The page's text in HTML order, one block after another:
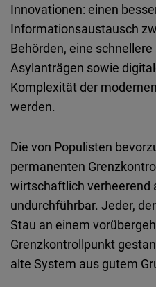
Innovationen: einen
Informationsaustausch
Behörden, eine schnellere
Asylanträgen sowie
Komplexität der
werden.
Die von Populisten
permanenten
wirtschaftlich verheerend
undurchführbar. Jeder,
Stau an einem
Grenzkontrollpunkt
alte System aus gutem